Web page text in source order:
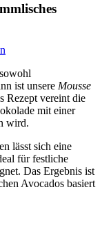
ist unsere Mousse
Rezept vereint die
mit einer
wird.
lässt sich eine
für festliche
Das Ergebnis ist
Avocados basiert